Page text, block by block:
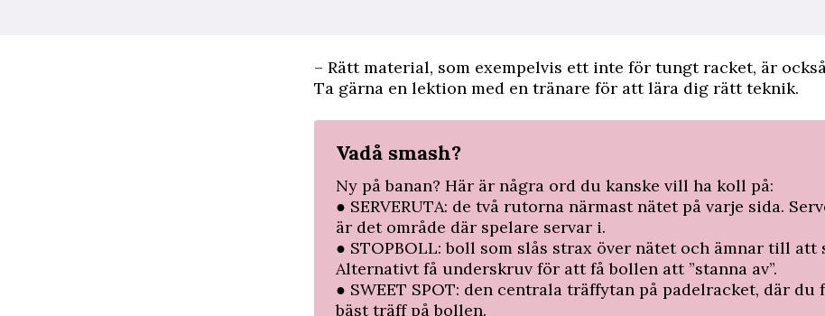
– Rätt material, som exempelvis ett inte för tungt racket, är
Ta gärna en lektion med en tränare för att lära dig rätt teknik.
Vadå smash?
Ny på banan? Här är några ord du kanske vill ha koll på:
● SERVERUTA: de två rutorna närmast nätet på varje sida.
är det ­område där spelare servar i.
● STOPBOLL: boll som slås strax över ­nätet och ämnar till att
­Alternativt få underskruv för att få bollen att ”­stanna av”.
● SWEET SPOT: den centrala träffytan på ­padelracket, där du
bäst träff på bollen.